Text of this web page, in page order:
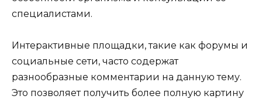
специалистами.
Интерактивные площадки, такие как форумы и
социальные сети, часто содержат
разнообразные комментарии на данную тему.
Это позволяет получить более полную картину